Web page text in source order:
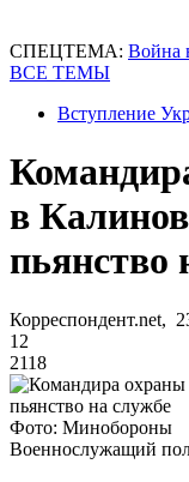
СПЕЦТЕМА: Война
ВСЕ ТЕМЫ
Вступление
в
пьянство
Корреспондент.net,
12
2118
Фото: Минобороны
Военнослужащий